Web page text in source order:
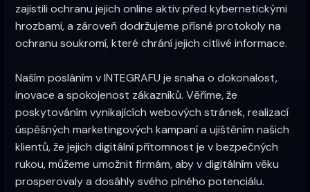
zajistili ochranu jejich online aktiv před kybernetickými
hrozbami, a zároveň dodržujeme přísné protokoly na
ochranu soukromí, které chrání jejich citlivé informace.‍
Naším posláním v INTEGRAFU je snaha o dokonalost,
inovace a spokojenost zákazníků. Věříme, že
poskytováním vynikajících webových stránek, realizací
úspěšných marketingových kampaní a ujištěním našich
klientů, že jejich digitální přítomnost je v bezpečných
rukou, můžeme umožnit firmám, aby v digitálním věku
prosperovaly a dosáhly svého plného potenciálu.